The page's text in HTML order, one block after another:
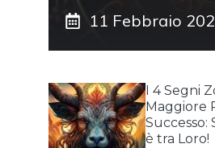
11 Febbraio
I 4 Segni
Maggiore
Successo:
è tra Loro!